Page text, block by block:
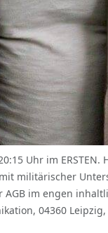
Uhr im
militärischer
im engen
04360 Leipzig,